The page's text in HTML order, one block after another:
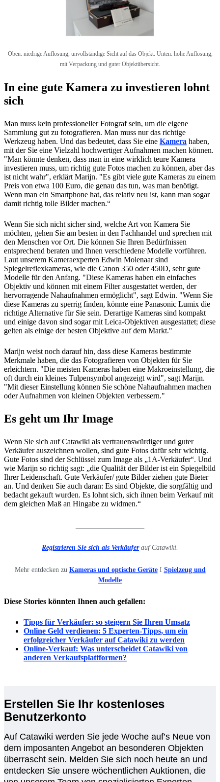
Oben: niedrige Auflösung, unvollständige Sicht auf das Objekt. Unten: hohe Auflösung,
mit Verpackung und guter Objektübersicht.
In eine gute Kamera zu investieren lohnt
sich
Man muss kein professioneller Fotograf sein, um die eigene
Sammlung gut zu fotografieren. Man muss nur das richtige
Werkzeug haben. Und das bedeutet, dass Sie eine Kamera haben,
mit der Sie eine Vielzahl hochwertiger Aufnahmen machen können.
"Man könnte denken, dass man in eine wirklich teure Kamera
investieren muss, um richtig gute Fotos machen zu können, aber das
ist nicht wahr", erklärt Marijn. "Es gibt viele gute Kameras zu einem
Preis von etwa 100 Euro, die genau das tun, was man benötigt.
Wenn man ein Smartphone hat, das relativ neu ist, kann man sogar
damit richtig tolle Bilder machen.“
Wenn Sie sich nicht sicher sind, welche Art von Kamera Sie
möchten, gehen Sie am besten in den Fachhandel und sprechen mit
den Menschen vor Ort. Die können Sie Ihren Bedürfnissen
entsprechend beraten und Ihnen verschiedene Modelle vorführen.
Laut unserem Kameraexperten Edwin Molenaar sind
Spiegelreflexkameras, wie die Canon 350 oder 450D, sehr gute
Modelle für den Anfang. "Diese Kameras haben ein einfaches
Objektiv und können mit einem Filter ausgestattet werden, der
hervorragende Nahaufnahmen ermöglicht", sagt Edwin. "Wenn Sie
diese Kameras zu sperrig finden, könnte eine Panasonic Lumix die
richtige Alternative für Sie sein. Derartige Kameras sind kompakt
und einige davon sind sogar mit Leica-Objektiven ausgestattet; diese
gelten als einige der besten Objektive auf dem Markt."
Marijn weist noch darauf hin, dass diese Kameras bestimmte
Merkmale haben, die das Fotografieren von Objekten für Sie
erleichtern. "Die meisten Kameras haben eine Makroeinstellung, die
oft durch ein kleines Tulpensymbol angezeigt wird", sagt Marijn.
"Mit dieser Einstellung können Sie schöne Nahaufnahmen machen
oder Aufnahmen von kleinen Objekten verbessern."
Es geht um Ihr Image
Wenn Sie sich auf Catawiki als vertrauenswürdiger und guter
Verkäufer auszeichnen wollen, sind gute Fotos dafür sehr wichtig.
Gute Fotos sind der Schlüssel zum Image als „1A-Verkäufer“. Und
wie Marijn so richtig sagt: „die Qualität der Bilder ist ein Spiegelbild
Ihrer Leidenschaft. Gute Verkäufer/ gute Bilder ziehen gute Bieter
an. Und denken Sie auch daran: Es sind Objekte, die sorgfältig und
bedacht gekauft wurden. Es lohnt sich, sich ihnen beim Verkauf mit
dem gleichen Maß an Hingabe zu widmen.“
Registrieren Sie sich als Verkäufer auf Catawiki.
Mehr entdecken zu Kameras und optische GeräteI Spielzeug und
Modelle
Diese Stories könnten Ihnen auch gefallen:
Tipps für Verkäufer: so steigern Sie Ihren Umsatz
Online Geld verdienen: 5 Experten-Tipps, um ein
erfolgreicher Verkäufer auf Catawiki zu werden
Online-Verkauf: Was unterscheidet Catawiki von
anderen Verkaufsplattformen?
Erstellen Sie Ihr kostenloses
Benutzerkonto
Auf Catawiki werden Sie jede Woche auf’s Neue von
dem imposanten Angebot an besonderen Objekten
überrascht sein. Melden Sie sich noch heute an und
entdecken Sie unsere wöchentlichen Auktionen, die